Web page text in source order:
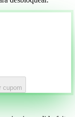
cupom